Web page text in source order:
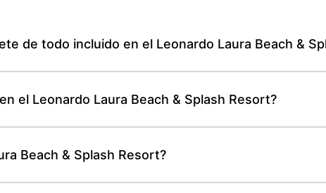
de todo incluido en el Leonardo Laura Beach &
el Leonardo Laura Beach & Splash Resort?
Beach & Splash Resort?